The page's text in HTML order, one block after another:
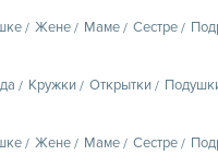
Жене Маме Сестре
Кружки Открытки
Жене Маме Сестре